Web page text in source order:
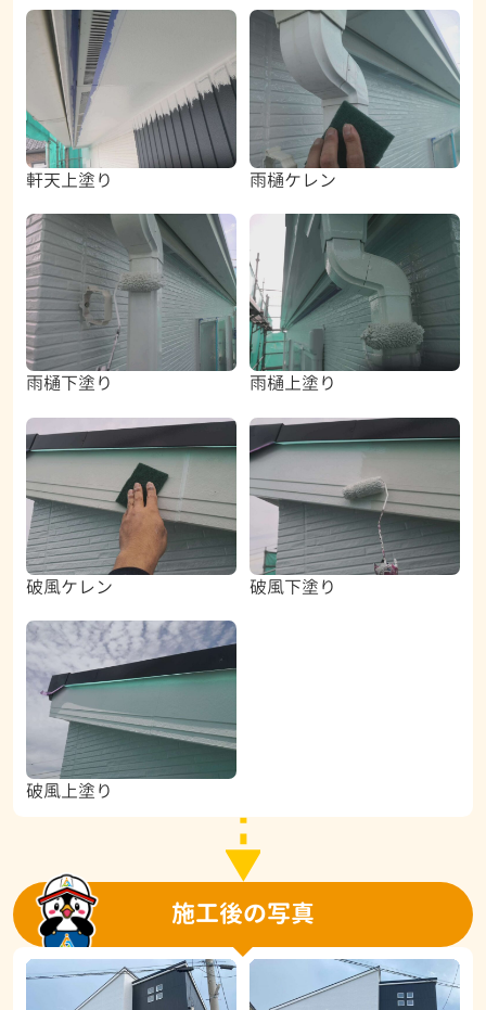
軒天上塗り 雨樋ケレン
雨樋下塗り 雨樋上塗り
破風ケレン 破風下塗り
破風上塗り
施工後の写真